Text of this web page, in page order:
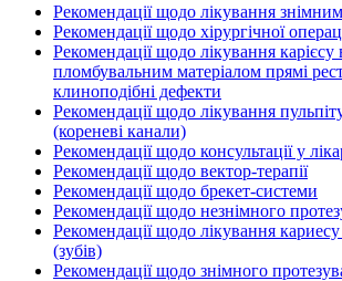
Рекомендації щодо лікування
Рекомендації щодо хірургічної
Рекомендації щодо лікування карієсу
пломбувальним матеріалом прямі
клиноподібні дефекти
Рекомендації щодо лікування
(кореневі канали)
Рекомендації щодо консультації у
Рекомендації щодо вектор-терапії
Рекомендації щодо брекет-системи
Рекомендації щодо незнімного
Рекомендації щодо лікування
(зубів)
Рекомендації щодо знімного